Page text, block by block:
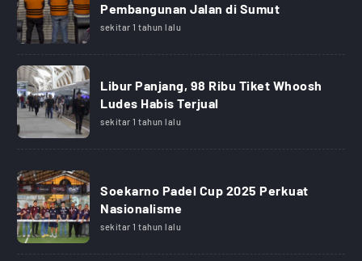
Pembangunan Jalan di Sumut
sekitar 1 tahun lalu
Libur Panjang, 98 Ribu Tiket Whoosh
Ludes Habis Terjual
sekitar 1 tahun lalu
Soekarno Padel Cup 2025 Perkuat
Nasionalisme
sekitar 1 tahun lalu